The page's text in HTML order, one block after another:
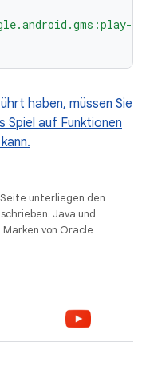
haben, müssen Sie
Spiel auf Funktionen
unterliegen den
Java und
von Oracle